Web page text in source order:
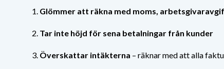
Glömmer att räkna med moms,
Tar inte höjd för sena betalningar från kunder
Överskattar intäkterna – räknar med att alla